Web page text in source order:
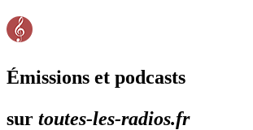
Émissions et podcasts
sur toutes-les-radios.fr